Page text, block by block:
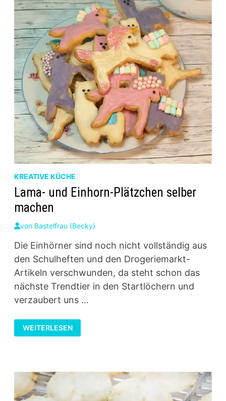
KREATIVE KÜCHE
Lama- und Einhorn-Plätzchen selber
machen
von Bastelfrau (Becky)
Die Einhörner sind noch nicht vollständig aus
den Schulheften und den Drogeriemarkt-
Artikeln verschwunden, da steht schon das
nächste Trendtier in den Startlöchern und
verzaubert uns …
LAMA-
UND
EINHORN-
WEITERLESEN